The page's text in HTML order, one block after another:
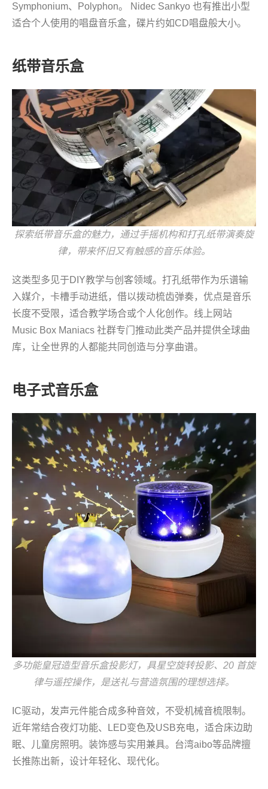
Symphonium、Polyphon。 Nidec Sankyo 也有推出小型
适合个人使用的唱盘音乐盒，碟片约如CD唱盘般大小。
纸带音乐盒
探索纸带音乐盒的魅力，通过手摇机构和打孔纸带演奏旋
律，带来怀旧又有触感的音乐体验。
这类型多见于DIY教学与创客领域。打孔纸带作为乐谱输
入媒介，卡槽手动进纸，借以拨动梳齿弹奏，优点是音乐
长度不受限，适合教学场合或个人化创作。线上网站
Music Box Maniacs 社群专门推动此类产品并提供全球曲
库，让全世界的人都能共同创造与分享曲谱。
电子式音乐盒
多功能皇冠造型音乐盒投影灯，具星空旋转投影、20 首旋
律与遥控操作，是送礼与营造氛围的理想选择。
IC驱动，发声元件能合成多种音效，不受机械音梳限制。
近年常结合夜灯功能、LED变色及USB充电，适合床边助
眠、儿童房照明。装饰感与实用兼具。台湾aibo等品牌擅
长推陈出新，设计年轻化、现代化。